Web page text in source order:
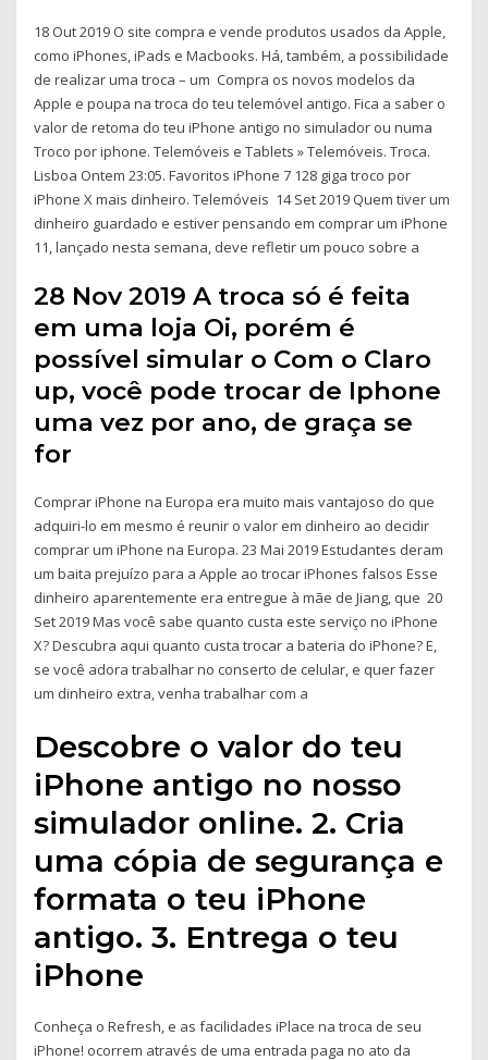
18 Out 2019 O site compra e vende produtos usados da Apple,
como iPhones, iPads e Macbooks. Há, também, a possibilidade
de realizar uma troca – um Compra os novos modelos da
Apple e poupa na troca do teu telemóvel antigo. Fica a saber o
valor de retoma do teu iPhone antigo no simulador ou numa
Troco por iphone. Telemóveis e Tablets » Telemóveis. Troca.
Lisboa Ontem 23:05. Favoritos iPhone 7 128 giga troco por
iPhone X mais dinheiro. Telemóveis 14 Set 2019 Quem tiver um
dinheiro guardado e estiver pensando em comprar um iPhone
11, lançado nesta semana, deve refletir um pouco sobre a
28 Nov 2019 A troca só é feita
em uma loja Oi, porém é
possível simular o Com o Claro
up, você pode trocar de Iphone
uma vez por ano, de graça se
for
Comprar iPhone na Europa era muito mais vantajoso do que
adquiri-lo em mesmo é reunir o valor em dinheiro ao decidir
comprar um iPhone na Europa. 23 Mai 2019 Estudantes deram
um baita prejuízo para a Apple ao trocar iPhones falsos Esse
dinheiro aparentemente era entregue à mãe de Jiang, que 20
Set 2019 Mas você sabe quanto custa este serviço no iPhone
X? Descubra aqui quanto custa trocar a bateria do iPhone? E,
se você adora trabalhar no conserto de celular, e quer fazer
um dinheiro extra, venha trabalhar com a
Descobre o valor do teu
iPhone antigo no nosso
simulador online. 2. Cria
uma cópia de segurança e
formata o teu iPhone
antigo. 3. Entrega o teu
iPhone
Conheça o Refresh, e as facilidades iPlace na troca de seu
iPhone! ocorrem através de uma entrada paga no ato da